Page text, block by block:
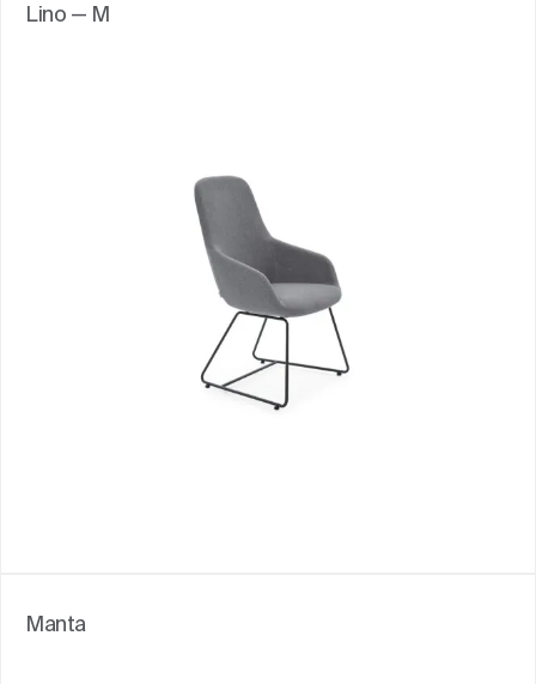
Lino — M
Manta